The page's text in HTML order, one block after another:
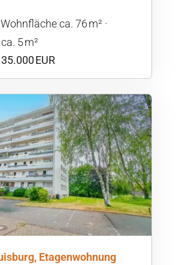
Wohnfläche ca. 76 m²
5 m²
EUR
Etagenwohnung